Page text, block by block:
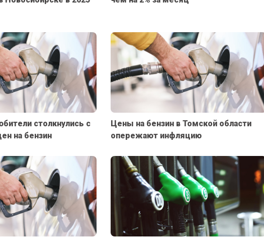
столкнулись с
на бензин
Цены на бензин в Томской области
опережают инфляцию